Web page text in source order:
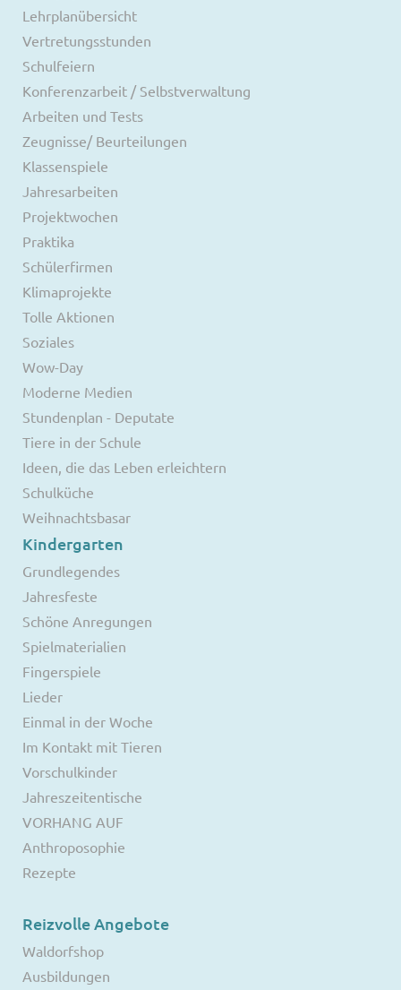
Lehrplanübersicht
Vertretungsstunden
Schulfeiern
Konferenzarbeit / Selbstverwaltung
Arbeiten und Tests
Zeugnisse/ Beurteilungen
Klassenspiele
Jahresarbeiten
Projektwochen
Praktika
Schülerfirmen
Klimaprojekte
Tolle Aktionen
Soziales
Wow-Day
Moderne Medien
Stundenplan - Deputate
Tiere in der Schule
Ideen, die das Leben erleichtern
Schulküche
Weihnachtsbasar
Kindergarten
Grundlegendes
Jahresfeste
Schöne Anregungen
Spielmaterialien
Fingerspiele
Lieder
Einmal in der Woche
Im Kontakt mit Tieren
Vorschulkinder
Jahreszeitentische
VORHANG AUF
Anthroposophie
Rezepte
Reizvolle Angebote
Waldorfshop
Ausbildungen